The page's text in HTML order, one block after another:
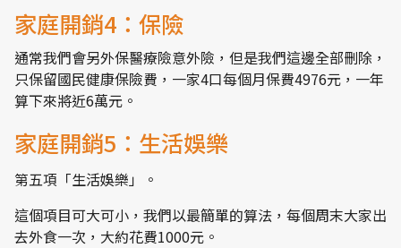
家庭開銷4：保險
通常我們會另外保醫療險意外險，但是我們這邊全部刪除，
只保留國民健康保險費，一家4口每個月保費4976元，一年
算下來將近6萬元。
家庭開銷5：生活娛樂
第五項「生活娛樂」。
這個項目可大可小，我們以最簡單的算法，每個周末大家出
去外食一次，大約花費1000元。